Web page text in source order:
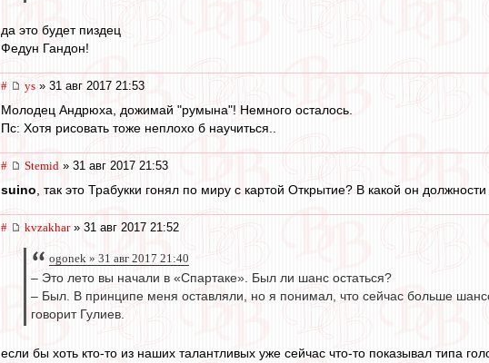
да это будет пиздец
Федун Гандон!
# ys » 31 авг 2017 21:53
Молодец Андрюха, дожимай "румына"! Немного осталось.
Пс: Хотя рисовать тоже неплохо б научиться..
# Stemid » 31 авг 2017 21:53
suino , так это Трабукки гонял по миру с картой Открытие? В какой он
# kvzakhar» 31 авг 2017 21:52
ogonek » 31 авг 2017 21:40
– Это лето вы начали в «Спартаке». Был ли шанс остаться?
– Был. В принципе меня оставляли, но я понимал, что сейчас больше
говорит Гулиев.
если бы хоть кто-то из наших талантливых уже сейчас что-то показывал типа